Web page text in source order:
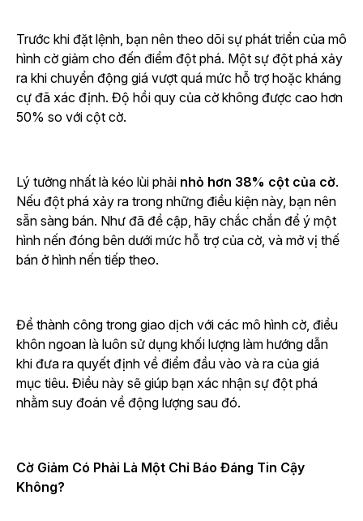
Trước khi đặt lệnh, bạn nên theo dõi sự phát triển của mô
hình cờ giảm cho đến điểm đột phá. Một sự đột phá xảy
ra khi chuyển động giá vượt quá mức hỗ trợ hoặc kháng
cự đã xác định. Độ hồi quy của cờ không được cao hơn
50% so với cột cờ.
Lý tưởng nhất là kéo lùi phải nhỏ hơn 38% cột của cờ.
Nếu đột phá xảy ra trong những điều kiện này, bạn nên
sẵn sàng bán. Như đã đề cập, hãy chắc chắn để ý một
hình nến đóng bên dưới mức hỗ trợ của cờ, và mở vị thế
bán ở hình nến tiếp theo.
Để thành công trong giao dịch với các mô hình cờ, điều
khôn ngoan là luôn sử dụng khối lượng làm hướng dẫn
khi đưa ra quyết định về điểm đầu vào và ra của giá
mục tiêu. Điều này sẽ giúp bạn xác nhận sự đột phá
nhằm suy đoán về động lượng sau đó.
Cờ Giảm Có Phải Là Một Chỉ Báo Đáng Tin Cậy
Không?